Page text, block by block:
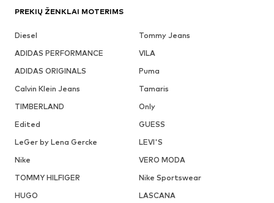
PREKIŲ ŽENKLAI MOTERIMS
Diesel
Tommy Jeans
ADIDAS PERFORMANCE
VILA
ADIDAS ORIGINALS
Puma
Calvin Klein Jeans
Tamaris
TIMBERLAND
Only
Edited
GUESS
LeGer by Lena Gercke
LEVI'S
Nike
VERO MODA
TOMMY HILFIGER
Nike Sportswear
HUGO
LASCANA